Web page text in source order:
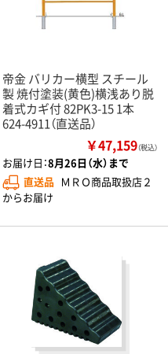
帝金 バリカー横型 スチール
製 焼付塗装(黄色)横浅あり脱
着式カギ付 82PK3-15 1本
624-4911（直送品）
￥47,159（税込）
お届け日：8月26日（水）まで
直送品 ＭＲＯ商品取扱店２
からお届け